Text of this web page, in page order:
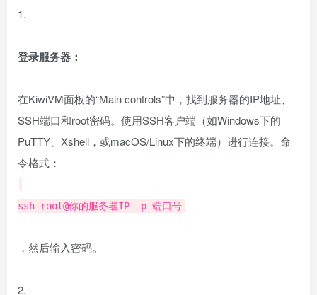
1.
登录服务器：
在KiwiVM面板的“Main controls”中，找到服务器的IP地址、
SSH端口和root密码。使用SSH客户端（如Windows下的
PuTTY、Xshell，或macOS/Linux下的终端）进行连接。命
令格式：
ssh root@你的服务器IP -p 端口号
，然后输入密码。
2.